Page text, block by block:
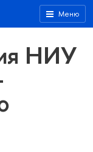
Меню
НИУ